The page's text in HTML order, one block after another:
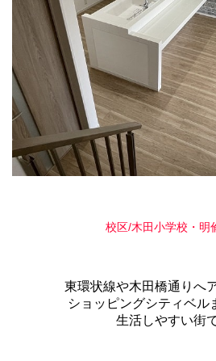
校区/木田小学校・明
東環状線や木田橋通りへ
ショッピングシティベ
生活しやすい街